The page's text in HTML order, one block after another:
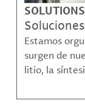
SOLUTIONS
Soluciones
Estamos
surgen de
litio, la
bromo que
complejos